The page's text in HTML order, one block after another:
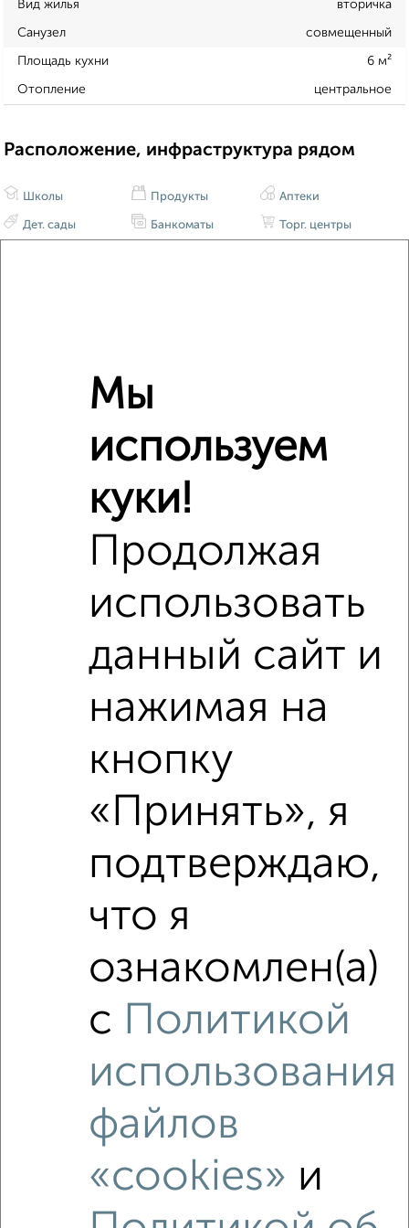
Вид жилья вторичка
Санузел совмещенный
Площадь кухни 6 м²
Отопление центральное
Расположение, инфраструктура рядом
Школы
Дет. сады
Продукты
Банкоматы
Аптеки
Торг. центры
1‑комнатные квартиры с похожей площадью ±10%
2 670 000
3 140 000
Средняя цена район
Это предложение
1‑комнатные квартиры недалеко от Комсомольская 53
Мы
используем
куки!
Продолжая
использовать
данный сайт и
нажимая на
кнопку
«Принять», я
подтверждаю,
что я
ознакомлен(а)
с Политикой
использования
файлов
«cookies» и